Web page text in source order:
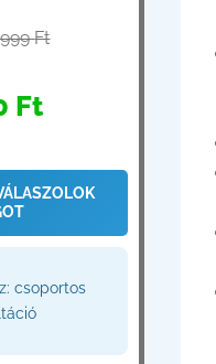
999Ft
Ft
csoportos